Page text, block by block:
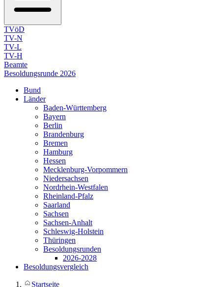
TVöD
TV-N
TV-L
TV-H
Beamte
Besoldungsrunde 2026
Bund
Länder
Baden-Württemberg
Bayern
Berlin
Brandenburg
Bremen
Hamburg
Hessen
Mecklenburg-Vorpommern
Niedersachsen
Nordrhein-Westfalen
Rheinland-Pfalz
Saarland
Sachsen
Sachsen-Anhalt
Schleswig-Holstein
Thüringen
Besoldungsrunden
2026-2028
Besoldungsvergleich
Startseite